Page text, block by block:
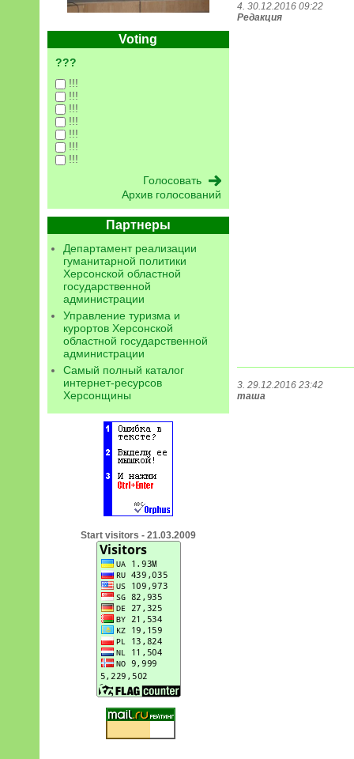
Voting
???
!!!
!!!
!!!
!!!
!!!
!!!
!!!
Архив голосований
Партнеры
Департамент реализации
гуманитарной политики
Херсонской областной
государственной
администрации
Управление туризма и
курортов Херсонской
областной государственной
администрации
Самый полный каталог
интернет-ресурсов
Херсонщины
Start visitors - 21.03.2009
4. 30.12.2016 09:22
Редакция
3. 29.12.2016 23:42
таша